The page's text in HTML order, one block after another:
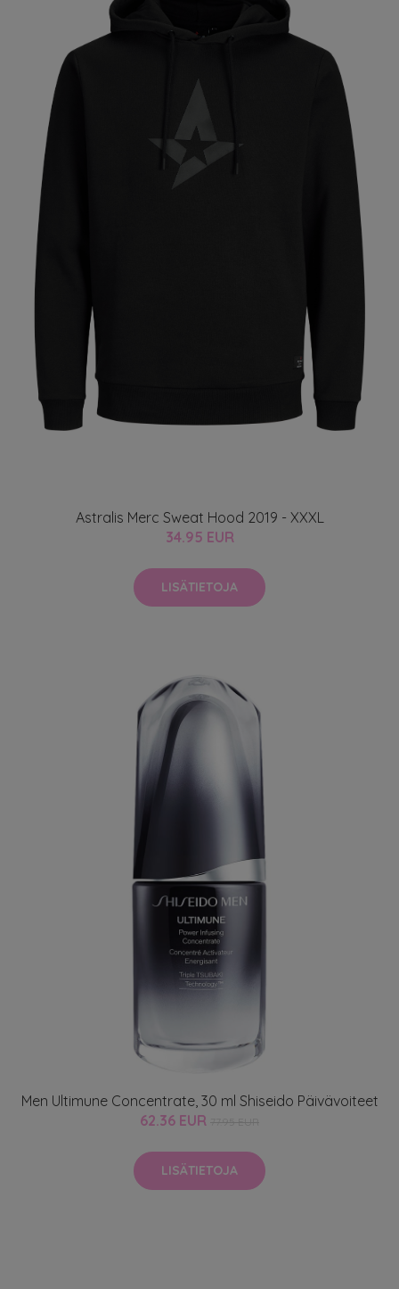
Astralis Merc Sweat Hood 2019 - XXXL
34.95 EUR
LISÄTIETOJA
Men Ultimune Concentrate, 30 ml Shiseido Päivävoiteet
62.36 EUR
LISÄTIETOJA